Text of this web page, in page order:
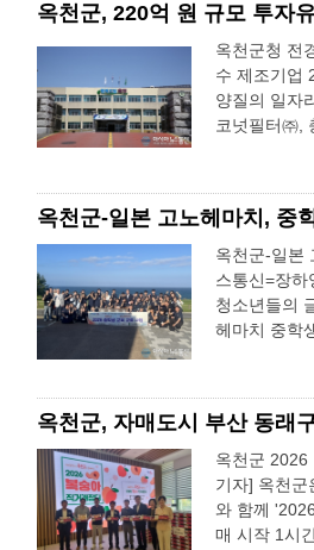
옥천군, 220억 원 규모 투자
옥천군청 전
수 제조기업
양질의 일자
코넛필터㈜,
옥천군-일본 고노헤마치, 중
옥천군-일본
스통신=장
청소년들의
헤마치 중학
옥천군, 자매도시 부산 동래
옥천군 2026
기자] 옥천군
와 함께
매 시작 1시